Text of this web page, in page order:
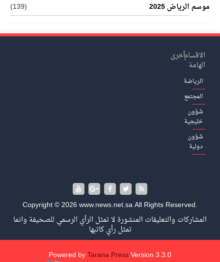
موسم الرياض 2025
(139)
الاقسام
الهامة
الرياضة
المجتمع
شؤون
خليجية
شؤون
دولية
أخرى
Copyright © 2026 www.news.net.sa All Rights Reserved.
المشاركات والتعليقات المنشورة لا تمثل الرأي الرسمي للصحيفة وانما
تمثل رأي كاتبها
Powered byTarana PressVersion 3.3.0